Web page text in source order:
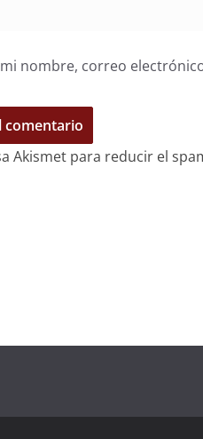
nombre, correo
Akismet para reducir el